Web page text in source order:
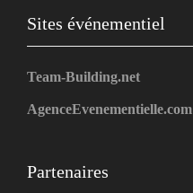
Sites événementiel
Team-Building.net
AgenceEvenementielle.com
Partenaires